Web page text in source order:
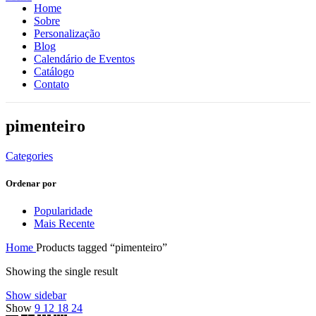
Home
Sobre
Personalização
Blog
Calendário de Eventos
Catálogo
Contato
pimenteiro
Categories
Ordenar por
Popularidade
Mais Recente
Home Products tagged “pimenteiro”
Showing the single result
Show sidebar
Show 9 12 18 24